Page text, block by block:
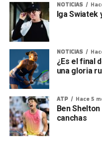
NOTICIAS
Iga Swiatek
NOTICIAS
¿Es el final
una gloria
ATP Hace 5
Ben
canchas